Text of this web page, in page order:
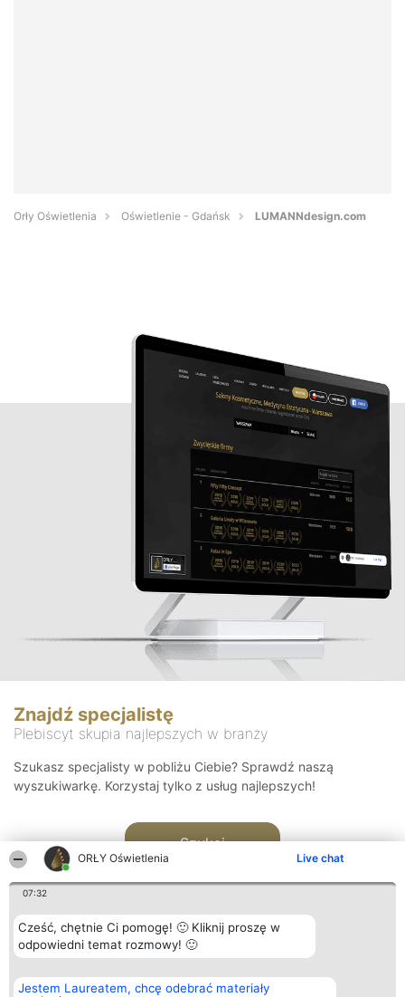
ORŁY Oświetlenia Live chat
07:32
Cześć, chętnie Ci pomogę! 🙂 Kliknij proszę w
odpowiedni temat rozmowy! 🙂
Jestem Laureatem, chcę odebrać materiały
Orły Oświetlenia Oświetlenie - Gdańsk LUMANNdesign.com
Znajdź specjalistę
Plebiscyt skupia najlepszych w branży
Szukasz specjalisty w pobliżu Ciebie? Sprawdź naszą
wyszukiwarkę. Korzystaj tylko z usług najlepszych!
Szukaj
Organizator plebiscytu
Bright Side Solutions sp. z o.
Plebiscyt
Laureaci
Kontakt
Kontakt